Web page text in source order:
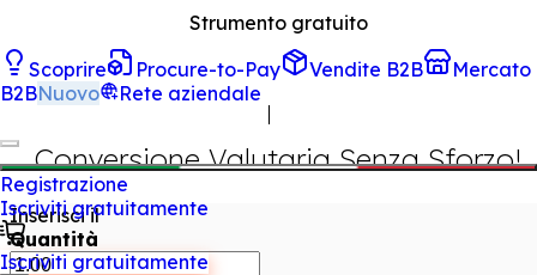
Scoprire Procure-to-Pay Vendite B2B
Mercato
B2BNuovo Rete aziendale
Registrazione
Iscriviti gratuitamente
Iscriviti gratuitamente
Strumento gratuito
Conversione Valutaria
Conversione Valutaria Senza Sforzo!
Inserisci il
Quantità